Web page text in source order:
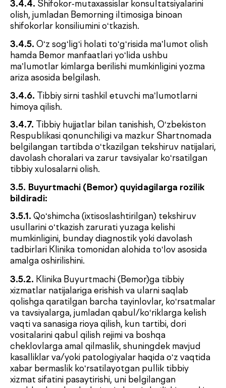
5. TIBBIY XIZMATLARNI KO‘RSATISH
SHARTLARI VA TARTIBI
4.4.Klinika Prays-listga o‘zgartirishlar kiritish orqali
tibbiy xizmatlar ro‘yxati va narxlarini ushbu
Shartnomaning 8.2-bandida belgilangan tartibda
o‘zgartirish huquqiga ega.
5.1.Tibbiy xizmatlar Klinikaning barcha filiallarida
ko‘rsatiladi, ularning manzillari bilan
www.defactum.uz saytida tanishish mumkin.
5.2.Klinika ushbu Shartnoma bo‘yicha xizmatlarni
kunlari va ish soatlarida amalga oshiradi. Bu haqda
Bemor Klinika ichidagi axborot stendi va/yoki rasmiy
Tibbiy xizmat ko‘rsatishda Bemor qabul qilinishi
Klinika tibbiy xodimi tomonidan Bemor kartasi va
Buyurtma varaqasi Klinikaning tibbiy axborot
tizimida rasmiylashtirilgandan so‘ng amalga
oshiriladi.
kechiksa, boshqa bemorlar huquqlarini buzmaslik
maqsadida Klinika joriy vaqtda xizmat ko‘rsatishni
rad etish va qabul vaqtini shu yoki boshqa kun
ichidagi bo‘sh vaqtga ko‘chirish huquqiga ega.
5.5.Klinika xizmat ko‘rsatish vaqtini kamida 12 soat
oldin Bemorni yangi vaqt haqida xabardor qilish
sharti bilan o‘zgartirish huquqini o‘zida saqlab
qoladi.
5.6.Klinika laboratoriya tahlillari natijalarini berish
muddatini quyidagi hollarda uzaytirish huquqiga
ega:
shifokorga va ayni tibbiy holat bo‘yicha ekanligini
tasdiqlovchi hujjatli yoki boshqa ruxsat etilgan
dalillarni taqdim etishi shart. Faqat shu shartlar
olinadi. Ushbu tartib bo‘yicha murojaat qilish
muddati 2 (ikki) oydan oshmasligi lozim.